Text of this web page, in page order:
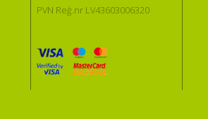
PVN Reģ.nr LV43603006320